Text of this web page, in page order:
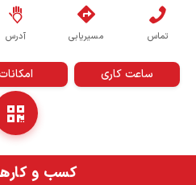
تماس مسیریابی آدرس
ساعت کاری
کسب و